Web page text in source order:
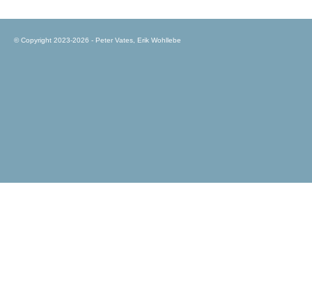
© Copyright 2023-2026 - Peter Vates, Erik Wohllebe